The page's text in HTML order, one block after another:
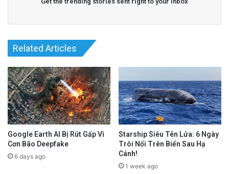
Related Articles
Google Earth AI Bị Rút Gấp Vì
Cơn Bão Deepfake
6 days ago
Starship Siêu Tên Lửa: 6 Ngày
Trôi Nổi Trên Biển Sau Hạ
Cánh!
1 week ago